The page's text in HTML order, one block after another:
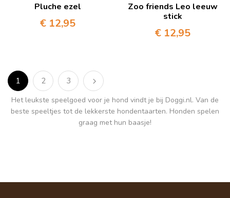
Pluche ezel
€ 12,95
Zoo friends Leo leeuw
stick
€ 12,95
1 2 3
Het leukste speelgoed voor je hond vindt je bij Doggi.nl. Van de
beste speeltjes tot de lekkerste hondentaarten. Honden spelen
graag met hun baasje!